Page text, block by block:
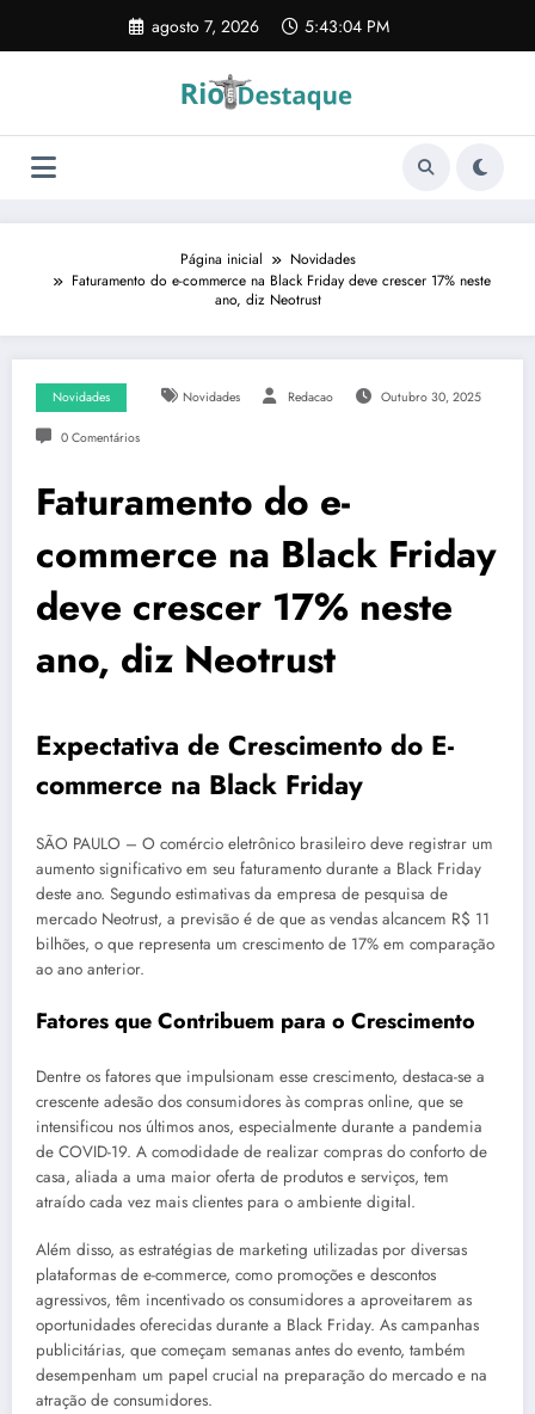
o
agosto 7, 2026 5:43:05 PM
Página inicial
Novidades
Faturamento do e-commerce na Black Friday deve crescer 17% neste
ano, diz Neotrust
Novidades Novidades Redacao Outubro 30, 2025
0 Comentários
Faturamento do e-
commerce na Black Friday
deve crescer 17% neste
ano, diz Neotrust
Expectativa de Crescimento do E-
commerce na Black Friday
SÃO PAULO – O comércio eletrônico brasileiro deve registrar um
aumento significativo em seu faturamento durante a Black Friday
deste ano. Segundo estimativas da empresa de pesquisa de
mercado Neotrust, a previsão é de que as vendas alcancem R$ 11
bilhões, o que representa um crescimento de 17% em comparação
ao ano anterior.
Fatores que Contribuem para o Crescimento
Dentre os fatores que impulsionam esse crescimento, destaca-se a
crescente adesão dos consumidores às compras online, que se
intensificou nos últimos anos, especialmente durante a pandemia
de COVID-19. A comodidade de realizar compras do conforto de
casa, aliada a uma maior oferta de produtos e serviços, tem
atraído cada vez mais clientes para o ambiente digital.
Além disso, as estratégias de marketing utilizadas por diversas
plataformas de e-commerce, como promoções e descontos
agressivos, têm incentivado os consumidores a aproveitarem as
oportunidades oferecidas durante a Black Friday. As campanhas
publicitárias, que começam semanas antes do evento, também
desempenham um papel crucial na preparação do mercado e na
atração de consumidores.